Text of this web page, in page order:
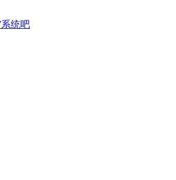
统吧